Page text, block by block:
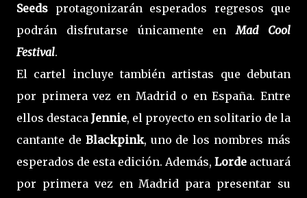
Seeds protagonizarán esperados regresos que
podrán disfrutarse únicamente enMad Cool
Festival.
El cartel incluye también artistas que debutan
por primera vez en Madrid o en España. Entre
ellos destaca Jennie, el proyecto en solitario de la
cantante de Blackpink, uno de los nombres más
esperados de esta edición. Además, Lorde actuará
por primera vez en Madrid para presentar su